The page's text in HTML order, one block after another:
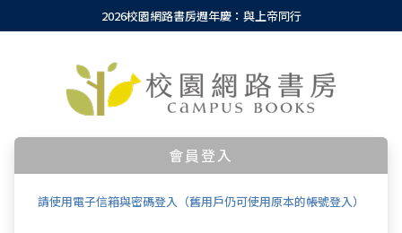
2026校園網路書房週年慶：與上帝同行
會員登入
請使用電子信箱與密碼登入（舊用戶仍可使用原本的帳號登入）